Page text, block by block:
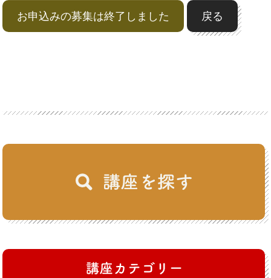
お申込みの募集は終了しました 戻る